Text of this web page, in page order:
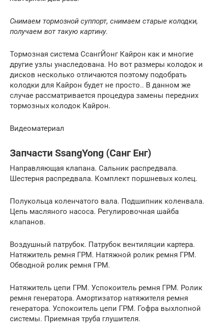
Снимаем тормозной суппорт, снимаем старые колодки,
получаем вот такую картину.
Тормозная система СсангЙонг Кайрон как и многие
другие узлы унаследована. Но вот размеры колодок и
дисков несколько отличаются поэтому подобрать
колодки для Кайрон будет не просто.. В данном же
случае рассматривается процедура замены передних
тормозных колодок Кайрон.
Видеоматериал
Запчасти SsangYong (Санг Енг)
Направляющая клапана. Сальник распредвала.
Шестерня распредвала. Комплект поршневых колец.
Полукольца коленчатого вала. Подшипник коленвала.
Цепь масляного насоса. Регулировочная шайба
клапанов.
Воздушный патрубок. Патрубок вентиляции картера.
Натяжитель ремня ГРМ. Натяжной ролик ремня ГРМ.
Обводной ролик ремня ГРМ.
Натяжитель цепи ГРМ. Успокоитель ремня ГРМ. Ролик
ремня генератора. Амортизатор натяжителя ремня
генератора. Успокоитель цепи ГРМ. Гофра выхлопной
системы. Приемная труба глушителя.